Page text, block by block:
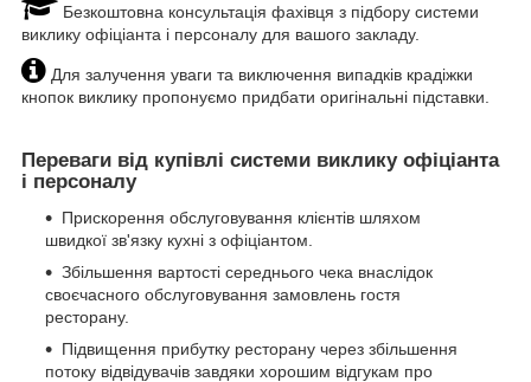
Безкоштовна консультація фахівця з підбору системи
виклику офіціанта і персоналу для вашого закладу.
Для залучення уваги та виключення випадків крадіжки
кнопок виклику пропонуємо придбати оригінальні підставки.
Переваги від купівлі системи виклику офіціанта
і персоналу
Прискорення обслуговування клієнтів шляхом
швидкої зв'язку кухні з офіціантом.
Збільшення вартості середнього чека внаслідок
своєчасного обслуговування замовлень гостя
ресторану.
Підвищення прибутку ресторану через збільшення
потоку відвідувачів завдяки хорошим відгукам про